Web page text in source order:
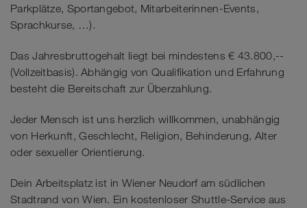
Parkplätze, Sportangebot, Mitarbeiterinnen-Events,
Sprachkurse, …).
Das Jahresbruttogehalt liegt bei mindestens € 43.800,--
(Vollzeitbasis). Abhängig von Qualifikation und Erfahrung
besteht die Bereitschaft zur Überzahlung.
Jeder Mensch ist uns herzlich willkommen, unabhängig
von Herkunft, Geschlecht, Religion, Behinderung, Alter
oder sexueller Orientierung.
Dein Arbeitsplatz ist in Wiener Neudorf am südlichen
Stadtrand von Wien. Ein kostenloser Shuttle-Service aus